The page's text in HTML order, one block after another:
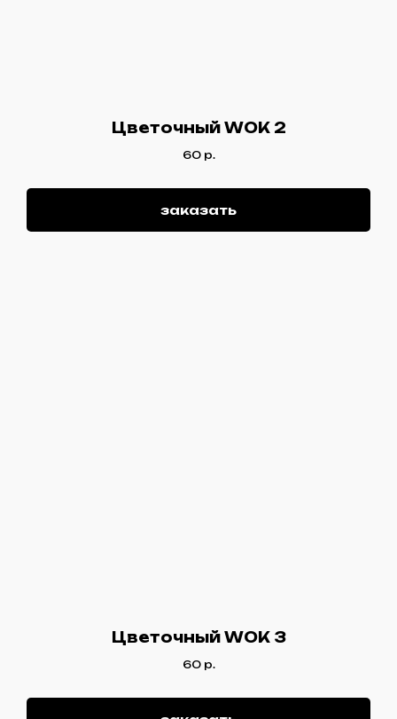
Цветочный WOK 2
60 р.
заказать
Цветочный WOK 3
60 р.